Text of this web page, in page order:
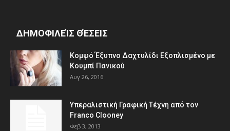
ΔΗΜΟΦΙΛΕΊΣ ΘΈΣΕΙΣ
Κομψό Έξυπνο Δαχτυλίδι Εξοπλισμένο με
Κουμπί Πανικού
Αυγ 26, 2016
Υπεραλιστική Γραφική Τέχνη από τον
Franco Clooney
Φεβ 3, 2013